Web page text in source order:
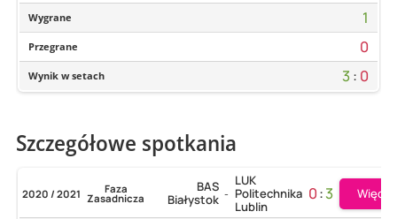
Wygrane 1
Przegrane 0
Wynik w setach 3: 0
Szczegółowe spotkania
2020 / 2021 Faza
Zasadnicza
BAS
Białystok -
LUK
Politechnika
Lublin
0:3 Więcej